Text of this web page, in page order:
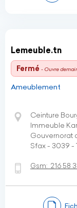
Lemeuble.tn
Fermé - Ouvre
Ameublement
Ceinture
Immeuble
Gouvernorat
Sfax - 3039 -
Gsm: 216 58